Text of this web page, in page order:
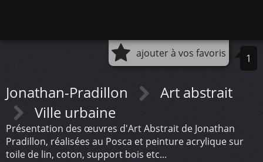
ajouter à vos favoris 1
Jonathan-Pradillon
Art abstrait
Ville urbaine
Présentation des œuvres d'Art Abstrait de Jonathan
Pradillon, réalisées au Posca et peinture acrylique sur
toile de lin, coton, support bois etc...